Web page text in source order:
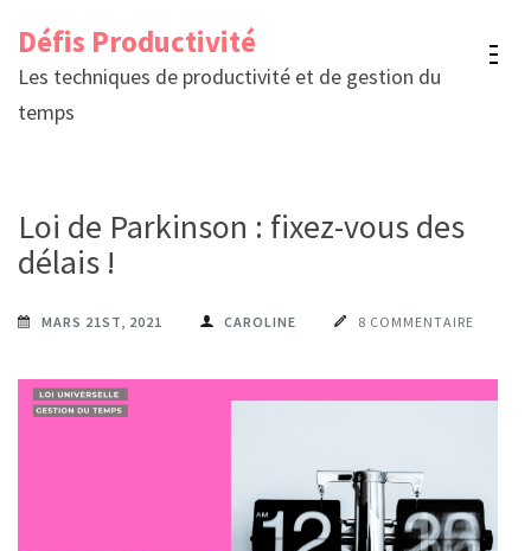
contenu
(Pressez
Défis Productivité
Les techniques de productivité et de gestion du
temps
Loi de Parkinson : fixez-vous des
délais !
MARS 21ST, 2021 CAROLINE 8 COMMENTAIRE